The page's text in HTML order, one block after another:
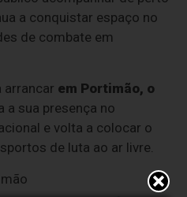
a conquistar espaço no
de combate em
arrancar em Portimão, o
a sua presença no
e volta a colocar o
de luta ao ar livre.